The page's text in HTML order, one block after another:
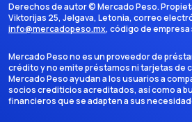
Derechos de autor ©Mercado Peso.
Viktorijas 25, Jelgava, Letonia, correo
info@mercadopeso.mx, código de empresa:
Mercado Peso no es un proveedor de
crédito y no emite préstamos ni tarjetas de
Mercado Peso ayudan a los usuarios a
socios crediticios acreditados, así como a
financieros que se adapten a sus